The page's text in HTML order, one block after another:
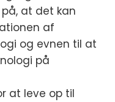
at det kan
af
og evnen til at
på
at leve op til